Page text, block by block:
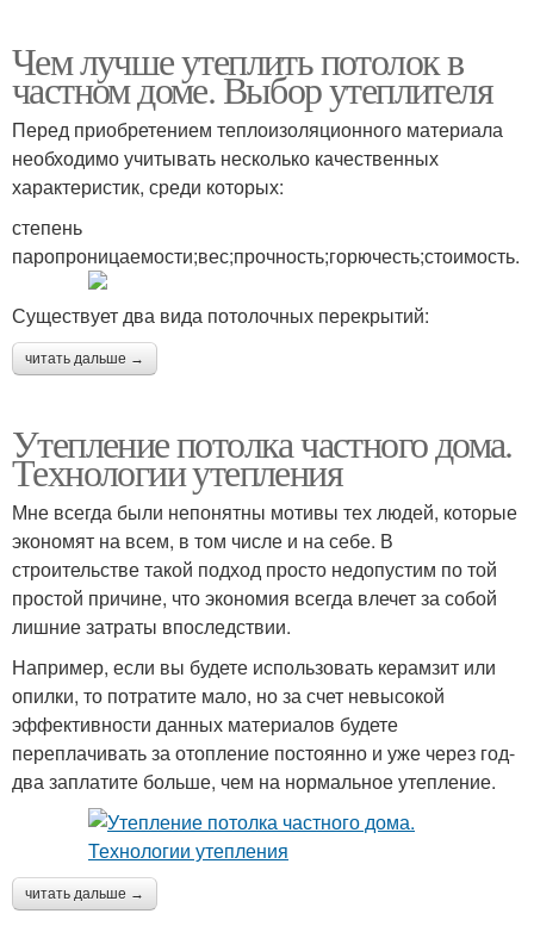
Чем лучше утеплить потолок в
частном доме. Выбор утеплителя
Перед приобретением теплоизоляционного материала
необходимо учитывать несколько качественных
характеристик, среди которых:
степень
паропроницаемости;вес;прочность;горючесть;стоимость.
Существует два вида потолочных перекрытий:
читать дальше →
Утепление потолка частного дома.
Технологии утепления
Мне всегда были непонятны мотивы тех людей, которые
экономят на всем, в том числе и на себе. В
строительстве такой подход просто недопустим по той
простой причине, что экономия всегда влечет за собой
лишние затраты впоследствии.
Например, если вы будете использовать керамзит или
опилки, то потратите мало, но за счет невысокой
эффективности данных материалов будете
переплачивать за отопление постоянно и уже через год-
два заплатите больше, чем на нормальное утепление.
читать дальше →